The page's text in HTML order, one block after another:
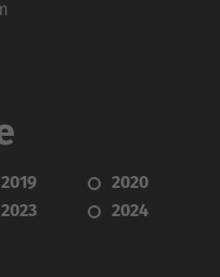
2019
2020
2023
2024